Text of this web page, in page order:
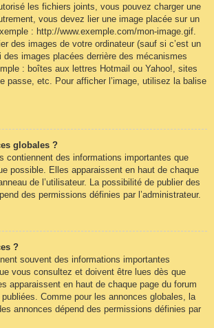
les fichiers joints, vous pouvez charger une
vous devez lier une image placée sur un
: http://www.exemple.com/mon-image.gif.
des images de votre ordinateur (sauf si c’est un
des images placées derrière des mécanismes
: boîtes aux lettres Hotmail ou Yahoo!, sites
passe, etc. Pour afficher l’image, utilisez la balise
globales ?
contiennent des informations importantes que
possible. Elles apparaissent en haut de chaque
de l’utilisateur. La possibilité de publier des
des permissions définies par l’administrateur.
?
souvent des informations importantes
vous consultez et doivent être lues dès que
apparaissent en haut de chaque page du forum
Comme pour les annonces globales, la
annonces dépend des permissions définies par